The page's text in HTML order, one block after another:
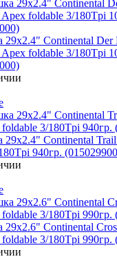
Continental Der
foldable 3/180Tpi
Continental
940гр.
Continental
3/180Tpi 990гр.